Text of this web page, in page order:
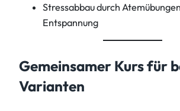
Stressabbau durch
Entspannung
Gemeinsamer Kurs für
Varianten